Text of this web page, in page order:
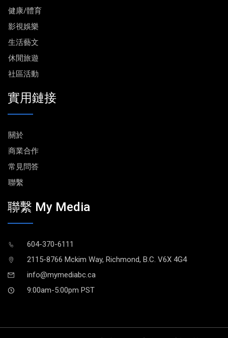
健康/體育
影視娛樂
生活藝文
休閒旅遊
社區活動
實用鏈接
關於
商業合作
常見問答
聯繫
聯繫 My Media
604-370-6111
2115-8766 Mckim Way, Richmond, B.C. V6X 4G4
info@mymediabc.ca
9:00am-5:00pm PST